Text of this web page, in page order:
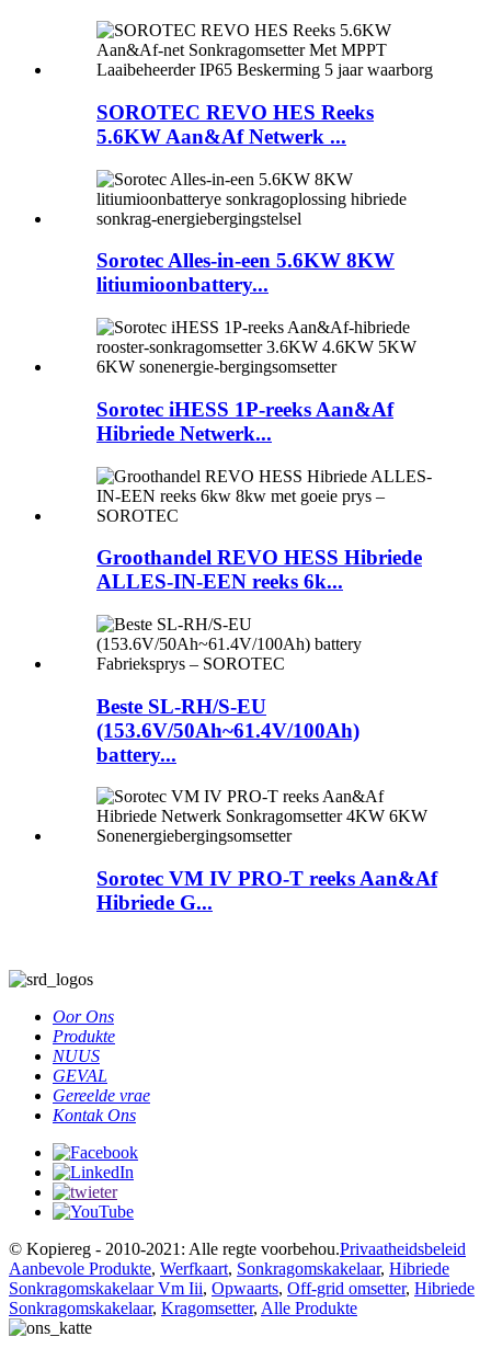
SOROTEC REVO HES Reeks
5.6KW Aan&Af Netwerk ...
Sorotec Alles-in-een 5.6KW 8KW
litiumioonbattery...
Sorotec iHESS 1P-reeks Aan&Af
Hibriede Netwerk...
Groothandel REVO HESS Hibriede
ALLES-IN-EEN reeks 6k...
Beste SL-RH/S-EU
(153.6V/50Ah~61.4V/100Ah)
battery...
Sorotec VM IV PRO-T reeks Aan&Af
Hibriede G...
Oor Ons
Produkte
NUUS
GEVAL
Gereelde vrae
Kontak Ons
© Kopiereg - 2010-2021: Alle regte voorbehou.Privaatheidsbeleid
Aanbevole Produkte, Werfkaart, Sonkragomskakelaar, Hibriede
Sonkragomskakelaar Vm Iii, Opwaarts, Off-grid omsetter, Hibriede
Sonkragomskakelaar, Kragomsetter, Alle Produkte